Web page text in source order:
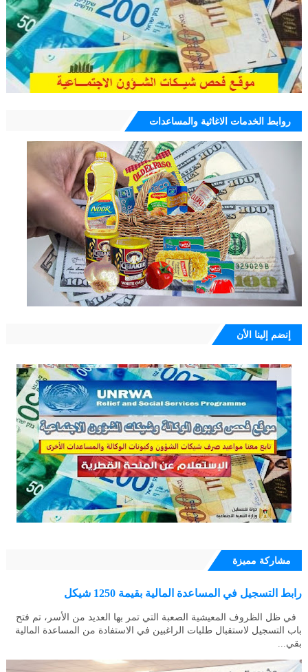
روابط الخدمات الاغاثية والمساعدات
إنضم إلينا الأن
مشاركة مميزة
رابط التسجيل في المساعدة المالية بقيمة 1250 شيكل
في ظل الظروف المعيشية الصعبة التي تمر بها العديد من الأسر، تم فتح
باب التسجيل لاستقبال طلبات الراغبين في الاستفادة من المساعدة المالية
بقي...